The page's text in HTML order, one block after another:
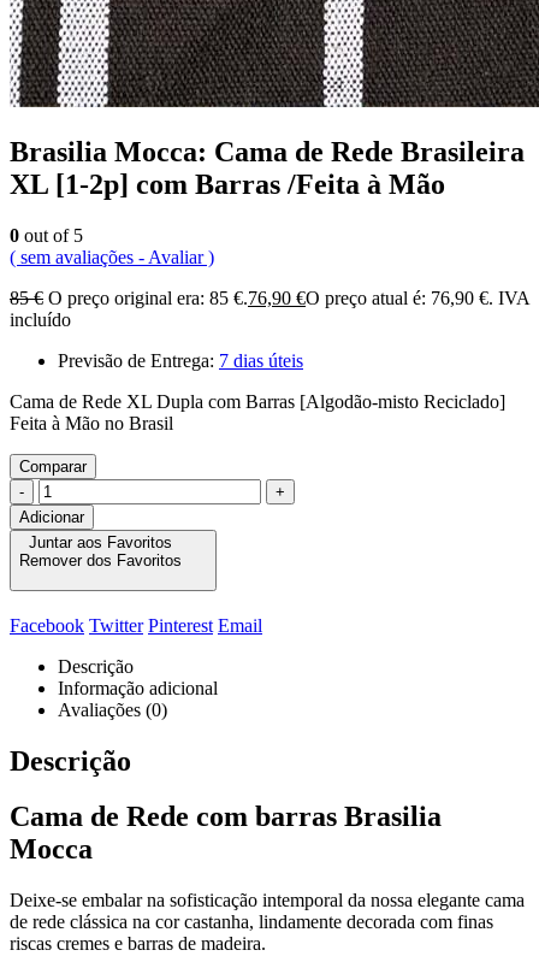
Brasilia Mocca: Cama de Rede Brasileira
XL [1-2p] com Barras /Feita à Mão
0 out of 5
( sem avaliações - Avaliar )
85€ O preço original era: 85 €.76,90 €O preço atual é: 76,90 €. IVA
incluído
Previsão de Entrega: 7 dias úteis
Cama de Rede XL Dupla com Barras [Algodão-misto Reciclado]
Feita à Mão no Brasil
Comparar
-
+
Adicionar
Juntar aos Favoritos
Remover dos Favoritos
Facebook Twitter Pinterest Email
Descrição
Informação adicional
Avaliações (0)
Descrição
Cama de Rede com barras Brasilia
Mocca
Deixe-se embalar na sofisticação intemporal da nossa elegante cama
de rede clássica na cor castanha, lindamente decorada com finas
riscas cremes e barras de madeira.